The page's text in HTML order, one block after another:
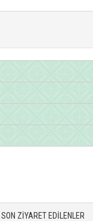
SON ZİYARET EDİLENLER